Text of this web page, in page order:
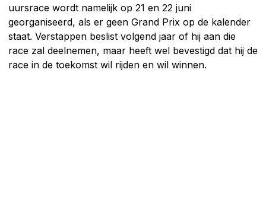
uursrace wordt namelijk op 21 en 22 juni
georganiseerd, als er geen Grand Prix op de kalender
staat. Verstappen beslist volgend jaar of hij aan die
race zal deelnemen, maar heeft wel bevestigd dat hij de
race in de toekomst wil rijden en wil winnen.